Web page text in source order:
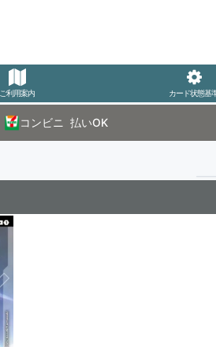
ご利用案内 カード状態基
コンビニ 払いOK